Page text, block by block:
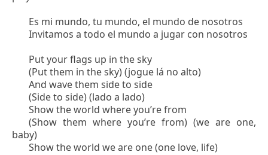
Es mi mundo, tu mundo, el mundo de nosotros
Invitamos a todo el mundo a jugar con nosotros
Put your flags up in the sky
(Put them in the sky) (jogue lá no alto)
And wave them side to side
(Side to side) (lado a lado)
Show the world where you’re from
(Show them where you’re from) (we are one,
baby)
Show the world we are one (one love, life)